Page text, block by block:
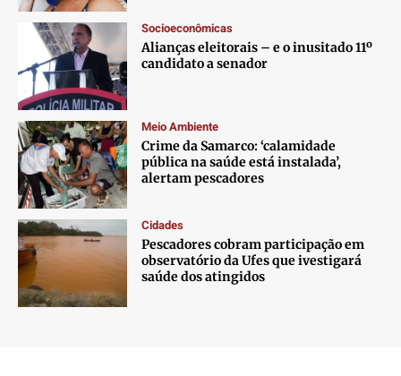
Socioeconômicas
Alianças eleitorais – e o inusitado 11º
candidato a senador
Meio Ambiente
Crime da Samarco: ‘calamidade
pública na saúde está instalada’,
alertam pescadores
Cidades
Pescadores cobram participação em
observatório da Ufes que ivestigará
saúde dos atingidos